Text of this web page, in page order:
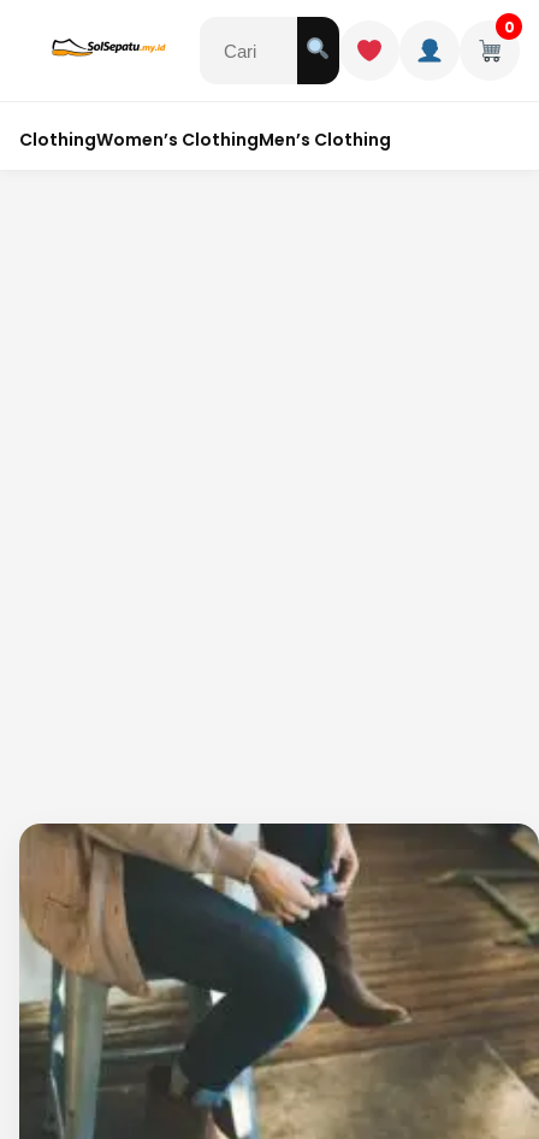
0
ClothingWomen’s ClothingMen’s Clothing